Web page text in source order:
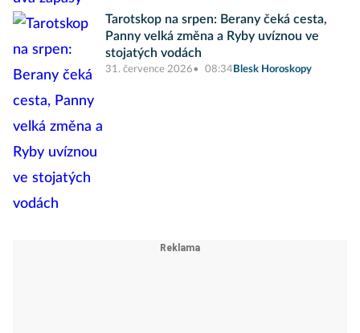
Tarotskop na srpen: Berany čeká cesta,
Panny velká změna a Ryby uvíznou ve
stojatých vodách
31. července 2026 08:34 Blesk Horoskopy